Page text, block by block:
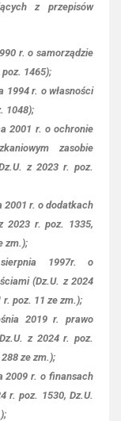
z przepisów
r. o samorządzie
1465);
1994 r. o własności
1048);
2001 r. o ochronie
zasobie
z 2023 r. poz.
2001 r. o dodatkach
2023 r. poz. 1335,
zm.);
1997r. o
(Dz.U. z 2024
r. poz. 11 ze zm.);
2019 r. prawo
z 2024 r. poz.
ze zm.);
2009 r. o finansach
r. poz. 1530, Dz.U.